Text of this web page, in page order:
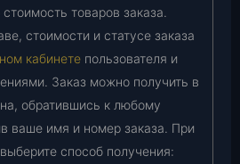
товаров заказа.
стоимости и статусе заказа
кабинете пользователя и
Заказ можно получить в
обратившись к любому
ваше имя и номер заказа. При
способ получения: